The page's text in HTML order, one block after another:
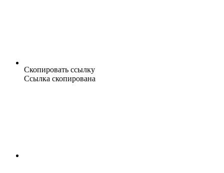
Скопировать ссылку
Ссылка скопирована